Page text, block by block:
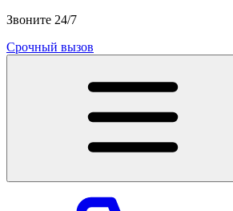
Звоните 24/7
Срочный вызов